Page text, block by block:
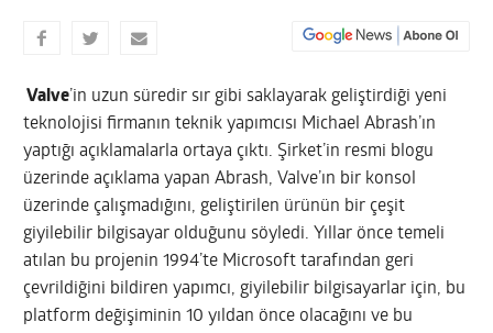
Valve’in uzun süredir sır gibi saklayarak geliştirdiği yeni
teknolojisi firmanın teknik yapımcısı Michael Abrash’ın
yaptığı açıklamalarla ortaya çıktı. Şirket’in resmi blogu
üzerinde açıklama yapan Abrash, Valve’ın bir konsol
üzerinde çalışmadığını, geliştirilen ürünün bir çeşit
giyilebilir bilgisayar olduğunu söyledi. Yıllar önce temeli
atılan bu projenin 1994’te Microsoft tarafından geri
çevrildiğini bildiren yapımcı, giyilebilir bilgisayarlar için, bu
platform değişiminin 10 yıldan önce olacağını ve bu